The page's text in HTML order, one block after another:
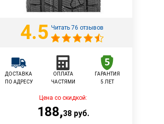
4.5 Читать 76 отзывов
ДОСТАВКА
ПО АДРЕСУ
ОПЛАТА
ЧАСТЯМИ
ГАРАНТИЯ
5 ЛЕТ
Цена со скидкой:
188,38руб.